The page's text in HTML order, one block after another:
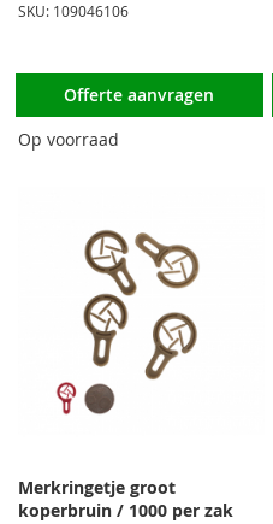
SKU: 109046106
Offerte aanvragen
Op voorraad
Merkringetje groot
koperbruin / 1000 per zak